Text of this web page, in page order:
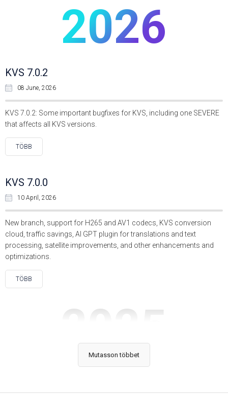
2026
KVS 7.0.2
08 June, 2026
KVS 7.0.2: Some important bugfixes for KVS, including one SEVERE
that affects all KVS versions.
TÖBB
KVS 7.0.0
10 April, 2026
New branch, support for H265 and AV1 codecs, KVS conversion
cloud, traffic savings, AI GPT plugin for translations and text
processing, satellite improvements, and other enhancements and
optimizations.
TÖBB
2025
Mutasson többet